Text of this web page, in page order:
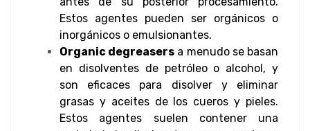
Estos agentes pueden ser orgánicos o
inorgánicos o emulsionantes.
Organic degreasers a menudo se basan
en disolventes de petróleo o alcohol, y
son eficaces para disolver y eliminar
grasas y aceites de los cueros y pieles.
Estos agentes suelen contener una